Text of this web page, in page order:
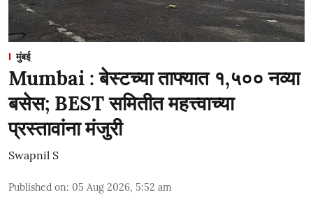
मुंबई
Mumbai : बेस्टच्या ताफ्यात १,५०० नव्या
बसेस; BEST समितीत महत्त्वाच्या
प्रस्तावांना मंजुरी
Swapnil S
Published on: 05 Aug 2026, 5:52 am